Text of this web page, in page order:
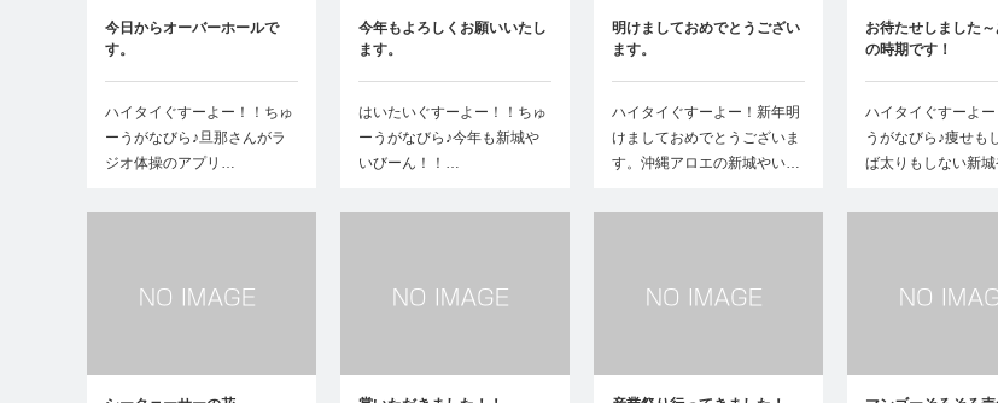
今日からオーバーホールで
す。
ハイタイぐすーよー！！ちゅ
ーうがなびら♪旦那さんがラ
ジオ体操のアプリ…
今年もよろしくお願いいたし
ます。
はいたいぐすーよー！！ちゅ
ーうがなびら♪今年も新城や
いびーん！！…
明けましておめでとうござい
ます。
ハイタイぐすーよー！新年明
けましておめでとうございま
す。沖縄アロエの新城やい…
お待たせしました
の時期です！
ハイタイぐすーよ
うがなびら♪痩せも
ば太りもしない新